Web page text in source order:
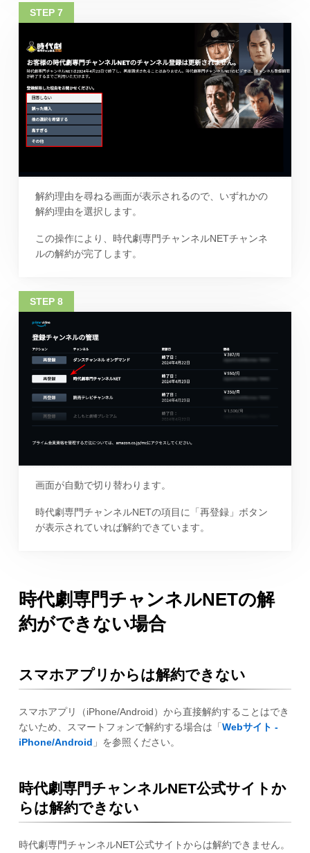
解約理由を尋ねる画面が表示されるので、いずれかの
解約理由を選択します。
この操作により、時代劇専門チャンネルNETチャンネ
ルの解約が完了します。
画面が自動で切り替わります。
時代劇専門チャンネルNETの項目に「再登録」ボタン
が表示されていれば解約できています。
時代劇専門チャンネルNETの解
約ができない場合
スマホアプリからは解約できない
スマホアプリ（iPhone/Android）から直接解約することはでき
ないため、スマートフォンで解約する場合は「 Webサイト -
iPhone/Android 」を参照ください。
時代劇専門チャンネルNET公式サイトか
らは解約できない
時代劇専門チャンネルNET公式サイトからは解約できません。